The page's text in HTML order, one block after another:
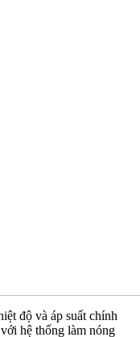
độ và áp suất chính
hệ thống làm nóng